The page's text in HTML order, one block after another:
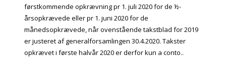
førstkommende opkrævning pr 1. juli 2020 for de ½-
årsopkrævede eller pr 1. juni 2020 for de
månedsopkrævede, når ovenstående takstblad for 2019
er justeret af generalforsamlingen 30.4.2020. Takster
opkrævet i første halvår 2020 er derfor kun a conto..